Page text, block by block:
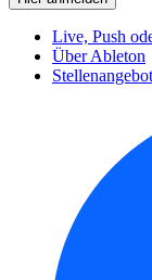
Live, Push
Über Ableton